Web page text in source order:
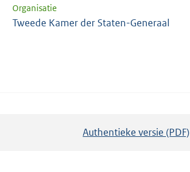
Organisatie
Tweede Kamer der Staten-Generaal
Authentieke versie (PDF)